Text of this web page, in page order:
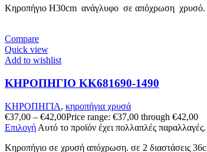
Κηροπήγιο Η30cm ανάγλυφo σε απόχρωση χρυσό.
Compare
Quick view
Add to wishlist
ΚΗΡΟΠΗΓΙΟ KK681690-1490
ΚΗΡΟΠΗΓΙΑ, κηροπήγια χρυσά
€37,00 – €42,00Price range: €37,00 through €42,00
Επιλογή Αυτό το προϊόν έχει πολλαπλές
Kηροπήγιο σε χρυσή απόχρωση. σε 2 διαστάσεις